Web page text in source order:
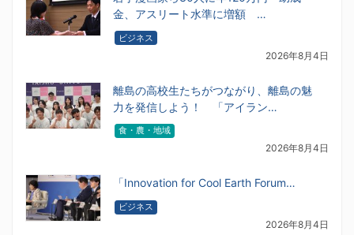
金、アスリート水準に増額 …
ビジネス
2026年8月4日
離島の高校生たちがつながり、離島の魅
力を発信しよう！ 「アイラン…
食・農・地域
2026年8月4日
「Innovation for Cool Earth Forum…
ビジネス
2026年8月4日